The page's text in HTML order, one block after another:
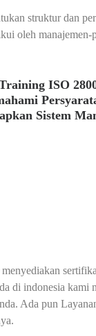
struktur dan
oleh
ISO
Sistem
di indonesia kami
Ada pun